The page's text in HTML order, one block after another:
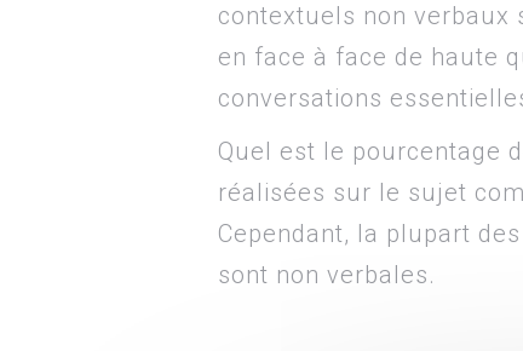
contextuels non verbaux
en face à face de haute
conversations
Quel est le pourcentage
réalisées sur le sujet
Cependant, la plupart
sont non verbales.